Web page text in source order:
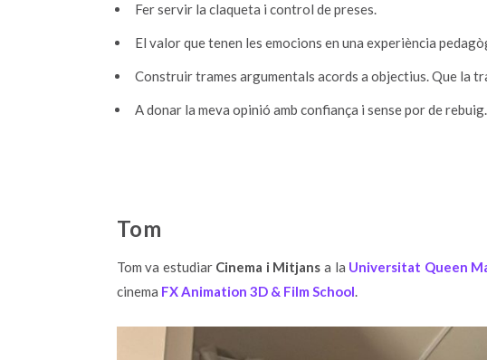
Fer servir la claqueta i control de preses.
El valor que tenen les emocions en una experiència
Construir trames argumentals acords a objectius. Que la
A donar la meva opinió amb confiança i sense por de rebuig.
Tom
Tom va estudiar Cinema i Mitjans a la Universitat Queen
cinema FX Animation 3D & Film School.